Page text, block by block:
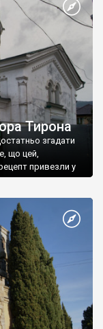
Тирона
згадати
що цей,
привезли у